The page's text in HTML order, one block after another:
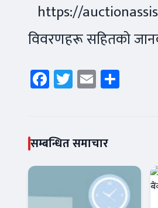
https://
विवरणहरू सहितको
Facebook
Twitter
Email
सम्बन्धित समाचार